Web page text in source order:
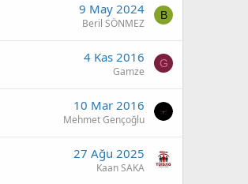
9 May 2024
Beril SÖNMEZ
B
4 Kas 2016
Gamze
G
10 Mar 2016
Mehmet Gençoğlu
27 Ağu 2025
Kaan SAKA